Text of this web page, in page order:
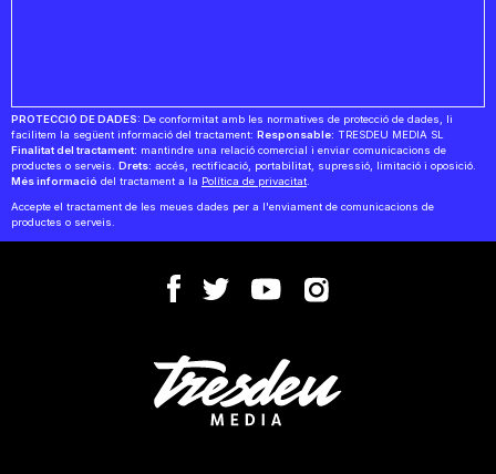
PROTECCIÓ DE DADES: De conformitat amb les normatives de protecció de dades, li
facilitem la següent informació del tractament: Responsable: TRESDEU MEDIA SL
Finalitat del tractament: mantindre una relació comercial i enviar comunicacions de
productes o serveis. Drets: accés, rectificació, portabilitat, supressió, limitació i oposició.
Més informació del tractament a la Política de privacitat
Accepte el tractament de les meues dades per a l'enviament de comunicacions de
productes o serveis.